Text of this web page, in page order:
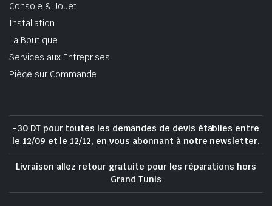
Console & Jouet
Installation
La Boutique
Services aux Entreprises
Pièce sur Commande
-30 DT pour toutes les demandes de devis établies entre
le 12/09 et le 12/12, en vous abonnant à notre newsletter.
Livraison allez retour gratuite pour les réparations hors
Grand Tunis